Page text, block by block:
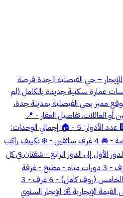
– حي الفيصلية | جدة فرصة
عمارة سكنية جديدة بالكامل (لم
مميز بحي الفيصلية بمدينة جدة،
أو العائلات. تفاصيل العقار - 📍
الموقع: حي الفيصلية – جدة - 🏢 عدد الأدوار: 5 - 🏠 إجمالي الوحدات:
9 شقق - 🚗 مواقف سيارات خاصة - 🚘 4 غرف سائقين - ❄️ تكييف راكب
الأول إلى الدور الرابع - شقتان في كل
دور (8 شقق) - لكل شقة: - 5 غرف - 3 دورات مياه - مطبخ - غرفة
خادمة - مدخلان مستقلان الدور الخامس (روف كامل) - 6 غرف - 3
الإيجارية 💰 الإيجار السنوي